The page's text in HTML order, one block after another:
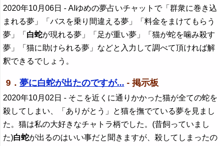
2020年10月06日 - AIゆめの夢占いチャットで「群衆に巻き込
まれる夢」「バスを乗り間違える夢」「料金をまけてもらう
夢」「 白蛇が現れる夢」「足が重い夢」「猫が蛇を噛み殺す
夢」「猫に助けられる夢」などと入力して調べて頂ければ解
釈できるでしょう。
9． 夢に白蛇が出たのですが... - 掲示板
2020年10月02日 - そこを近くに通りかかった猫が全ての蛇を
殺してしまい、「ありがとう」と猫を撫でている夢を見まし
た。猫は私の大好きなチャトラ柄でした。(昔飼っていまし
た)白蛇が出るのはいい事だと聞きますが、殺してしまったの